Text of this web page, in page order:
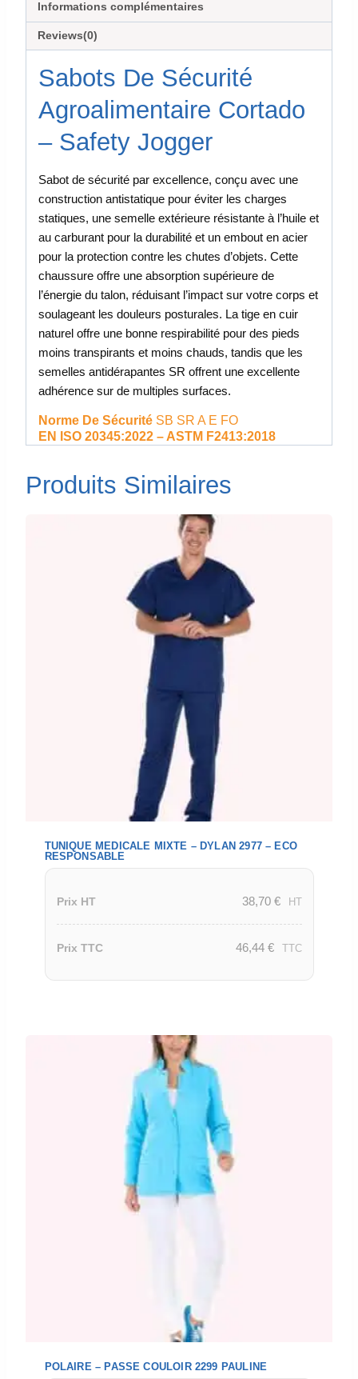
Informations complémentaires
Reviews(0)
Sabots De Sécurité
Agroalimentaire Cortado
– Safety Jogger
Sabot de sécurité par excellence, conçu avec une
construction antistatique pour éviter les charges
statiques, une semelle extérieure résistante à l’huile et
au carburant pour la durabilité et un embout en acier
pour la protection contre les chutes d’objets. Cette
chaussure offre une absorption supérieure de
l’énergie du talon, réduisant l’impact sur votre corps et
soulageant les douleurs posturales. La tige en cuir
naturel offre une bonne respirabilité pour des pieds
moins transpirants et moins chauds, tandis que les
semelles antidérapantes SR offrent une excellente
adhérence sur de multiples surfaces.
Norme De Sécurité SB SR A E FO
EN ISO 20345:2022 – ASTM F2413:2018
Produits Similaires
TUNIQUE MEDICALE MIXTE – DYLAN 2977 – ECO
RESPONSABLE
Prix HT 38,70 € HT
Prix TTC 46,44 € TTC
POLAIRE – PASSE COULOIR 2299 PAULINE